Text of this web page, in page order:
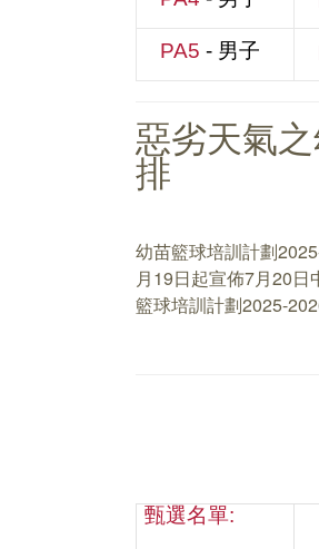
PA5 - 男子
惡劣天氣
排
幼苗籃球培訓計劃
月19日起宣佈7月20
籃球培訓計劃2025-
甄選名單: